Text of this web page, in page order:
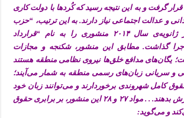
گرفت و به این نتیجه رسید که کُردها با دولت کاری
و عدالت اجتماعی نیاز دارند. به این ترتیب، “حزب
اتحاد دموکراتیک” در ژانویه‌ی سال ۲۰۱۴ منشوری را به نام “قرارداد
گذاشت. مطابق این منشور، شکنجه و مجازات
یگان‌های مدافع خلق‌ها نیروی نظامی منطقه هستند
و سریانی زبان‌های رسمی‌ منطقه به شمار می‌آیند؛
کامل شهروندی برخوردارند و می‌توانند زبان خود
را به فرزندانشان آموزش بدهند. . . مواد ۲۷ و ۲۸ این منشور، بر برابری حقوق
و می‌گوید: